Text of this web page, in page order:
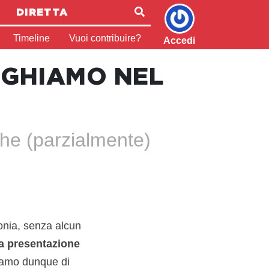
DIRETTA
Timeline Vuoi contribuire? Accedi
NEL
(parzialmente)
senza alcun
presentazione
dunque di